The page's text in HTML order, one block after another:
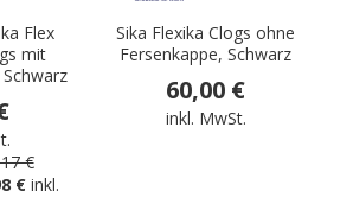
Flex
mit
€
€ inkl.
Sika Flexika Clogs ohne
Fersenkappe, Schwarz
60,00 €
inkl. MwSt.